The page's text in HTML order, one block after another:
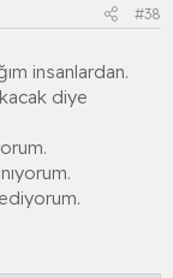
#38
insanlardan.
diye